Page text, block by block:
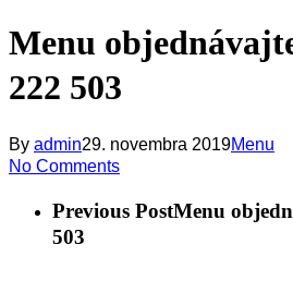
Menu
222 503
By admin29. novembra 2019Menu
No Comments
Previous PostMenu
503